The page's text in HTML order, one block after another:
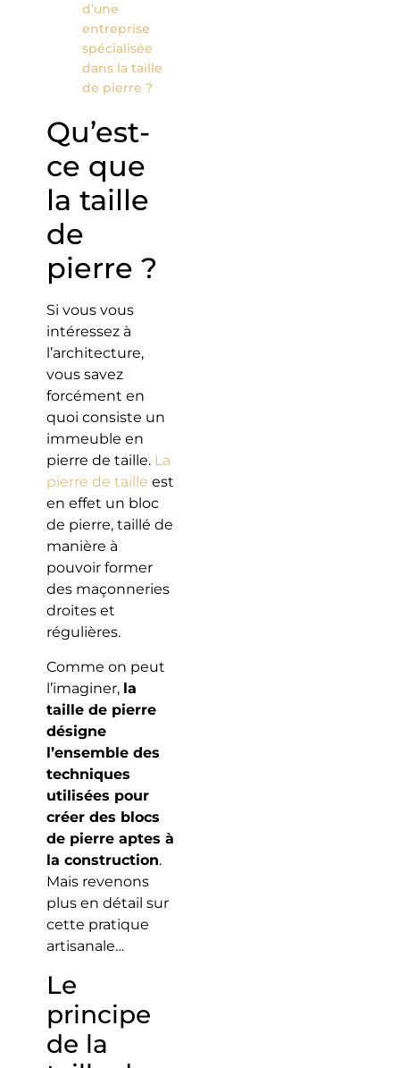
d’une
entreprise
spécialisée
dans la taille
de pierre ?
Qu’est-
ce que
la taille
de
pierre ?
Si vous vous
intéressez à
l’architecture,
vous savez
forcément en
quoi consiste un
immeuble en
pierre de taille. La
pierre de taille est
en effet un bloc
de pierre, taillé de
manière à
pouvoir former
des maçonneries
droites et
régulières.
Comme on peut
l’imaginer, la
taille de pierre
désigne
l’ensemble des
techniques
utilisées pour
créer des blocs
de pierre aptes à
la construction.
Mais revenons
plus en détail sur
cette pratique
artisanale…
Le
principe
de la